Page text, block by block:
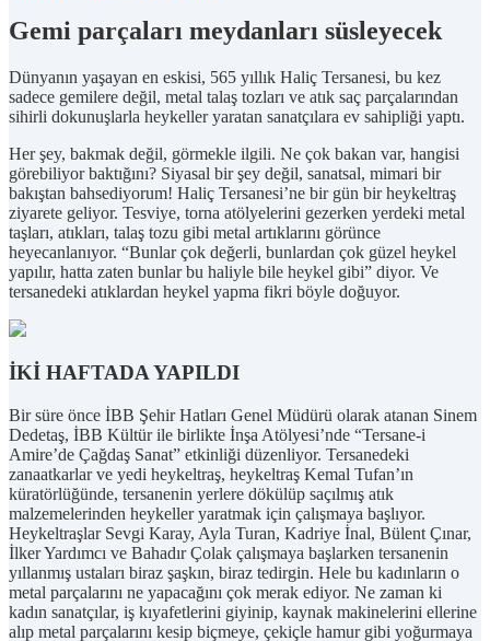
Gemi parçaları meydanları süsleyecek
Dünyanın yaşayan en eskisi, 565 yıllık Haliç Tersanesi, bu kez
sadece gemilere değil, metal talaş tozları ve atık saç parçalarından
sihirli dokunuşlarla heykeller yaratan sanatçılara ev sahipliği yaptı.
Her şey, bakmak değil, görmekle ilgili. Ne çok bakan var, hangisi
görebiliyor baktığını? Siyasal bir şey değil, sanatsal, mimari bir
bakıştan bahsediyorum! Haliç Tersanesi’ne bir gün bir heykeltraş
ziyarete geliyor. Tesviye, torna atölyelerini gezerken yerdeki metal
taşları, atıkları, talaş tozu gibi metal artıklarını görünce
heyecanlanıyor. “Bunlar çok değerli, bunlardan çok güzel heykel
yapılır, hatta zaten bunlar bu haliyle bile heykel gibi” diyor. Ve
tersanedeki atıklardan heykel yapma fikri böyle doğuyor.
İKİ HAFTADA YAPILDI
Bir süre önce İBB Şehir Hatları Genel Müdürü olarak atanan Sinem
Dedetaş, İBB Kültür ile birlikte İnşa Atölyesi’nde “Tersane-i
Amire’de Çağdaş Sanat” etkinliği düzenliyor. Tersanedeki
zanaatkarlar ve yedi heykeltraş, heykeltraş Kemal Tufan’ın
küratörlüğünde, tersanenin yerlere dökülüp saçılmış atık
malzemelerinden heykeller yaratmak için çalışmaya başlıyor.
Heykeltraşlar Sevgi Karay, Ayla Turan, Kadriye İnal, Bülent Çınar,
İlker Yardımcı ve Bahadır Çolak çalışmaya başlarken tersanenin
yıllanmış ustaları biraz şaşkın, biraz tedirgin. Hele bu kadınların o
metal parçalarını ne yapacağını çok merak ediyor. Ne zaman ki
kadın sanatçılar, iş kıyafetlerini giyinip, kaynak makinelerini ellerine
alıp metal parçalarını kesip biçmeye, çekiçle hamur gibi yoğurmaya